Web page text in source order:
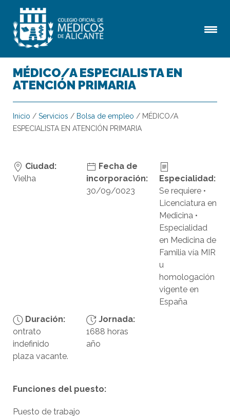
MÉDICO/A ESPECIALISTA EN
ATENCIÓN PRIMARIA
Inicio / Servicios / Bolsa de empleo / MÉDICO/A
ESPECIALISTA EN ATENCIÓN PRIMARIA
Ciudad:
Vielha
Fecha de
incorporación:
30/09/0023
Especialidad:
Se requiere •
Licenciatura en
Medicina •
Especialidad
en Medicina de
Familia vía MIR
u
homologación
vigente en
España
Duración:
ontrato
indefinido
plaza vacante.
Jornada:
1688 horas
año
Funciones del puesto:
Puesto de trabajo